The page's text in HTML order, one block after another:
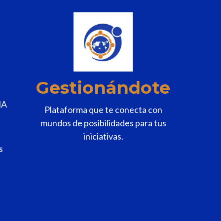
Gestionándote
Plataforma que te conecta con
mundos de posibilidades para tus
iniciativas.